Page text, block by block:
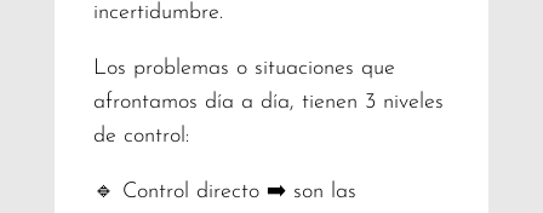
incertidumbre.
Los problemas o situaciones que
afrontamos día a día, tienen 3 niveles
de control:
🔹 Control directo ➡️ son las